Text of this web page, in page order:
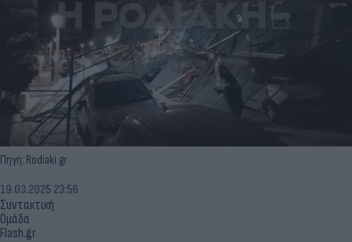
Πηγή: Rodiaki.gr
Συντακτική
Ομάδα
Flash.gr
19.03.2025 23:56